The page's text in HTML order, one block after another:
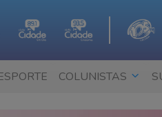
COLUNISTAS